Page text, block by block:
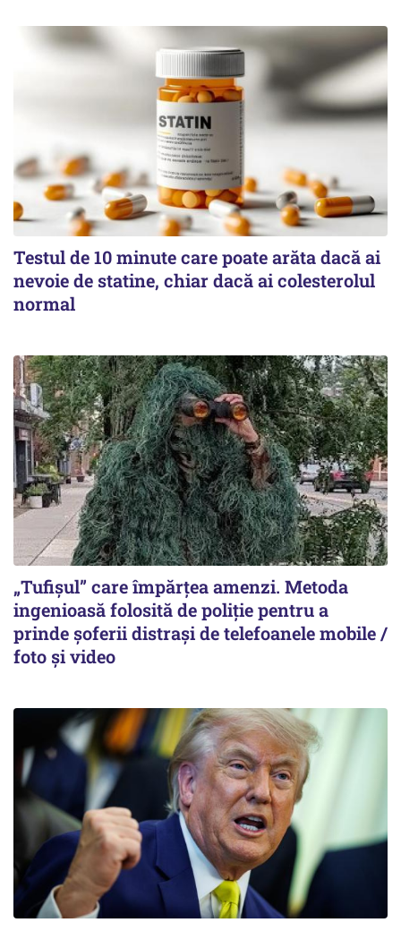
Testul de 10 minute care poate arăta dacă ai
nevoie de statine, chiar dacă ai colesterolul
normal
„Tufișul” care împărțea amenzi. Metoda
ingenioasă folosită de poliție pentru a
prinde șoferii distrași de telefoanele mobile /
foto și video